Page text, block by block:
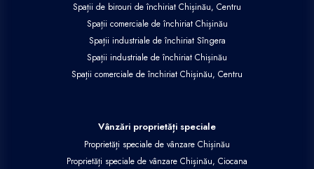
Spații de birouri de închiriat Chișinău, Centru
Spații comerciale de închiriat Chișinău
Spații industriale de închiriat Sîngera
Spații industriale de închiriat Chișinău
Spații comerciale de închiriat Chișinău, Centru
Vânzări proprietăți speciale
Proprietăți speciale de vânzare Chișinău
Proprietăți speciale de vânzare Chișinău, Ciocana